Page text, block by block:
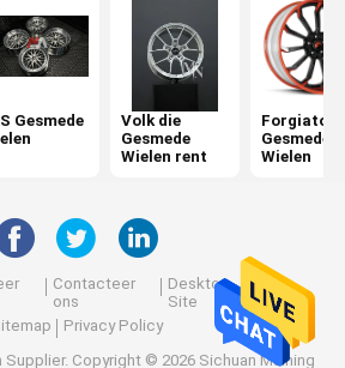
Gesmede
Volk die
Gesmede
Wielen rent
Forgiato
Gesmede
Wielen
Contacteer
ons
Desktop
Site
Privacy Policy
Supplier. Copyright © 2026 Sichuan Maining